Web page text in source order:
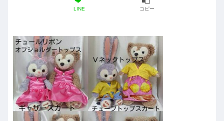
LINE コピー